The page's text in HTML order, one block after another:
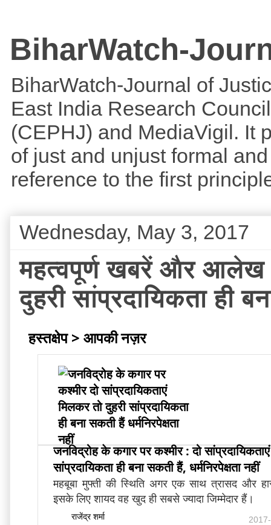
BiharWatch-
BiharWatch-Journal of
East India Research
(CEPHJ) and MediaVigil. It
of just and unjust formal
reference to the first
Wednesday, May 3, 2017
महत्वपूर्ण खबरें और आलेख
दुहरी सांप्रदायिकता ही
हस्तक्षेप > आपकी नज़र
जनविद्रोह के कगार पर कश्मीर : दो
सांप्रदायिकता ही बना सकती हैं, धर्मनिरपेक्षता नहीं
महबूबा मुफ्ती की स्थिति अगर एक साथ त्रासद और
इसके लिए शायद वह खुद ही सबसे ज्यादा जिम्मेदार हैं।
राजेंद्र शर्मा